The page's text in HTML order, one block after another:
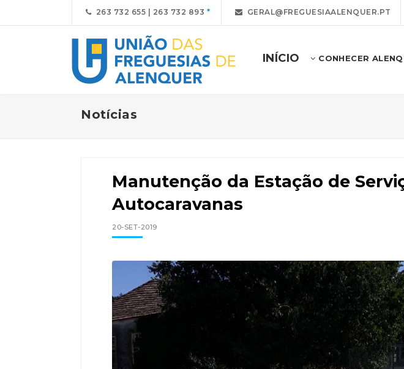
263 732 655 | 263 732 893 GERAL@FREGUESIAALENQUER.PT
INÍCIO CONHECER
Notícias
Manutenção da Estação de
Autocaravanas
20-SET-2019